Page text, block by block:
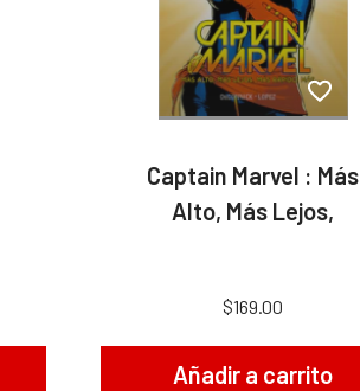
Captain Marvel : Más
Alto, Más Lejos,
$169.00
Añadir a carrito